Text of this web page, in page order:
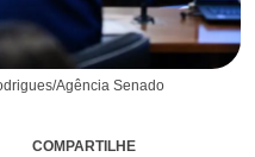
Agência Senado
COMPARTILHE